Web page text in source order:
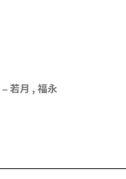
–若月 , 福永